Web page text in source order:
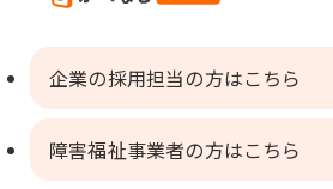
企業の採用担当の方はこちら
障害福祉事業者の方はこちら